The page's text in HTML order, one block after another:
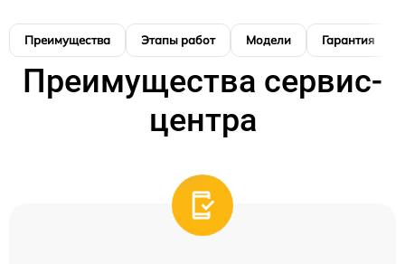
Преимущества Этапы работ Модели Гарантия
Преимущества сервис-
центра